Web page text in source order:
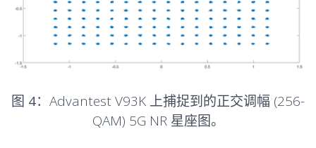
图 4： Advantest V93K 上捕捉到的正交调幅 (256-
QAM) 5G NR 星座图。